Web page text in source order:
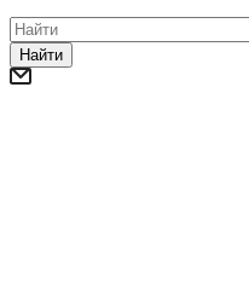
Найти